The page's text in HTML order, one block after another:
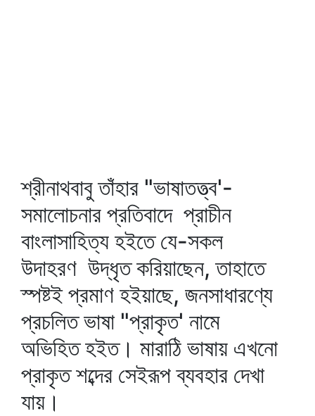
শ্রীনাথবাবু তাঁহার "ভাষাতত্ত্ব'-
সমালোচনার প্রতিবাদে প্রাচীন
বাংলাসাহিত্য হইতে যে-সকল
উদাহরণ উদ্‌ধৃত করিয়াছেন, তাহাতে
স্পষ্টই প্রমাণ হইয়াছে, জনসাধারণ্যে
প্রচলিত ভাষা "প্রাকৃত' নামে
অভিহিত হইত। মারাঠি ভাষায় এখনো
প্রাকৃত শব্দের সেইরূপ ব্যবহার দেখা
যায়।